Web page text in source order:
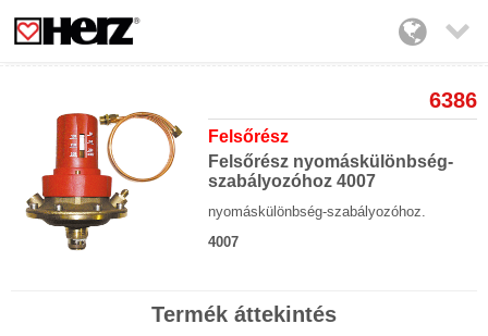

6386
Felsőrész
Felsőrész nyomáskülönbség-
szabályozóhoz 4007
nyomáskülönbség-szabályozóhoz.
4007
Termék áttekintés